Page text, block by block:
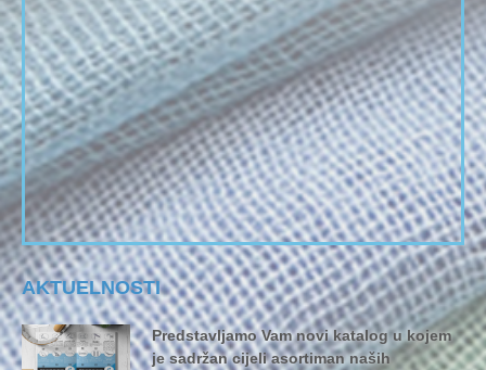
AKTUELNOSTI
Predstavljamo Vam novi katalog u kojem
je sadržan cijeli asortiman naših